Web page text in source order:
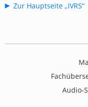
Zur Hauptseite „IVRS“
Audio-